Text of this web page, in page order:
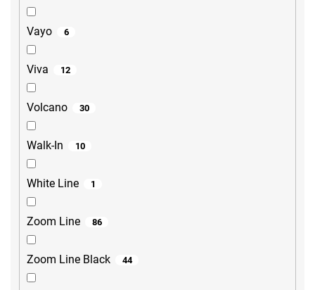
Vayo 6
Viva 12
Volcano 30
Walk-In 10
White Line 1
Zoom Line 86
Zoom Line Black 44